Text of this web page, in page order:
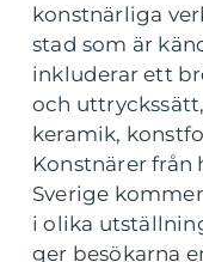
konstnärliga
stad som är
inkluderar ett
och
keramik,
Konstnärer från
Sverige
i olika
ger besökarna